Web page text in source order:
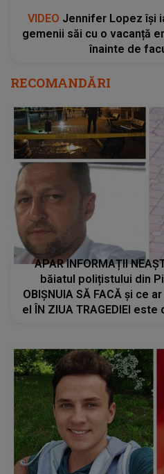
VIDEO Jennifer Lopez își
gemenii săi cu o vacanță
înainte de
RECOMANDĂRI
APAR INFORMAȚII
băiatul polițistului din
OBIȘNUIA SĂ FACĂ și ce
el ÎN ZIUA TRAGEDIEI este